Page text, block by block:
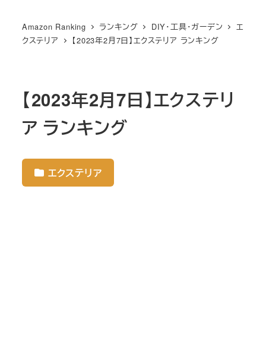
Amazon Ranking ランキング DIY・工具・ガーデン
エ
クステリア
【2023年2月7日】エクステリア ランキング
【2023年2月7日】エクステリ
ア ランキング
エクステリア